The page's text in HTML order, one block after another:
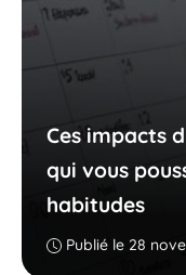
Ces impacts
qui vous
habitudes
Publié le 28